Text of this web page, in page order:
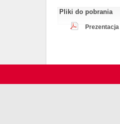
Pliki do pobrania
Prezentacja